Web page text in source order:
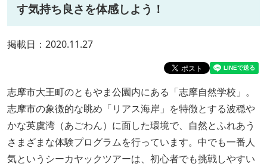
す気持ち良さを体感しよう！
掲載日：2020.11.27
志摩市大王町のともやま公園内にある「志摩自然学校」。
志摩市の象徴的な眺め「リアス海岸」を特徴とする波穏や
かな英虞湾（あごわん）に面した環境で、自然とふれあう
さまざまな体験プログラムを行っています。中でも一番人
気というシーカヤックツアーは、初心者でも挑戦しやすい